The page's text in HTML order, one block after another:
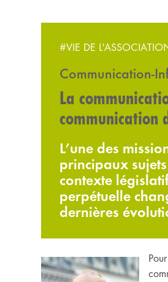
#VIE DE
Communication-
La
communication
L’une des
principaux
contexte
perpétuelle
dernières